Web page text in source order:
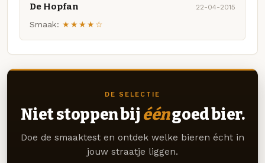
De Hopfan 22-04-2015
Smaak: ★★★★☆
DE SELECTIE
Niet stoppen bij ééngoed bier.
Doe de smaaktest en ontdek welke bieren écht in
jouw straatje liggen.